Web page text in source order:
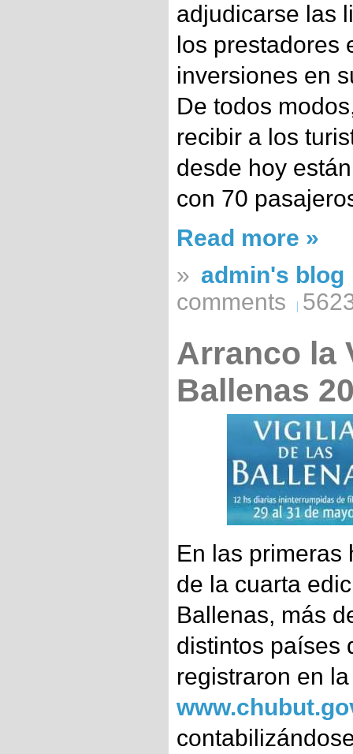
adjudicarse las
los prestadores
inversiones en
De todos
recibir a los
desde hoy
con 70
Read more »
» admin's blog
comments
Arranco la
Ballenas
En las primeras
de la cuarta
Ballenas, más
distintos países
registraron en